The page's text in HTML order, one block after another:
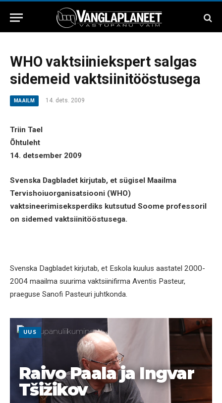
WHO vaktsiiniekspert salgas
sidemeid vaktsiinitööstusega
MAAILM 14. dets. 2009
Triin Tael
Õhtuleht
14. detsember 2009
Svenska Dagbladet kirjutab, et sügisel Maailma
Tervishoiuorganisatsiooni (WHO)
vaktsineerimiseksperdiks kutsutud Soome professoril
on sidemed vaktsiinitööstusega.
Svenska Dagbladet kirjutab, et Eskola kuulus aastatel 2000-
2004 maailma suurima vaktsiinifirma Aventis Pasteur,
praeguse Sanofi Pasteuri juhtkonda.
UUS
Raivo Paala ja Ingvar
Tšižikov